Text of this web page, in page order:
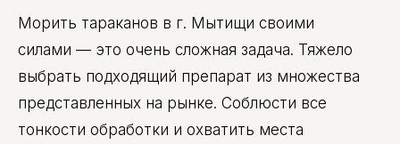
Морить тараканов в г. Мытищи своими
силами — это очень сложная задача. Тяжело
выбрать подходящий препарат из множества
представленных на рынке. Соблюсти все
тонкости обработки и охватить места